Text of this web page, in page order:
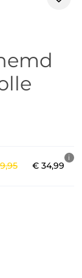
,95 € 34,99